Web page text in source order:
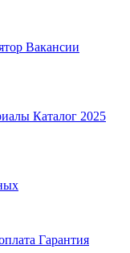
Вакансии
Каталог 2025
Гарантия